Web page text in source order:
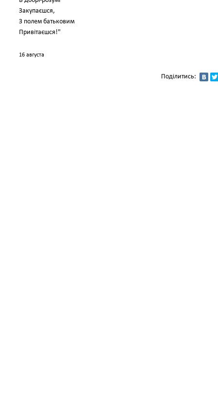
Закупаєшся,
З полем батьковим
Привітаєшся!"
16 августа
Поділитись: